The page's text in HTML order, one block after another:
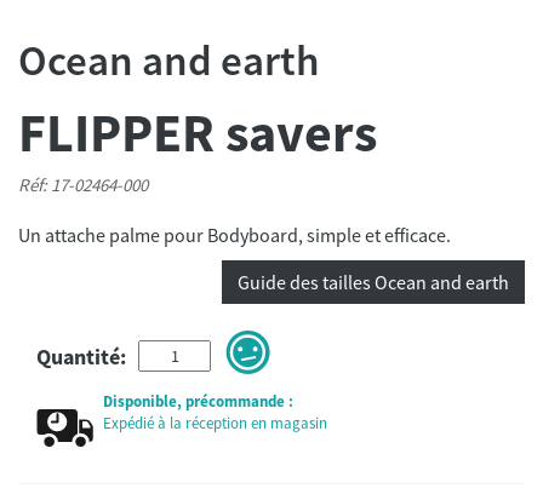
Ocean and earth
FLIPPER savers
Réf: 17-02464-000
Un attache palme pour Bodyboard, simple et efficace.
Guide des tailles Ocean and earth
Quantité:
Disponible, précommande :
Expédié à la réception en magasin